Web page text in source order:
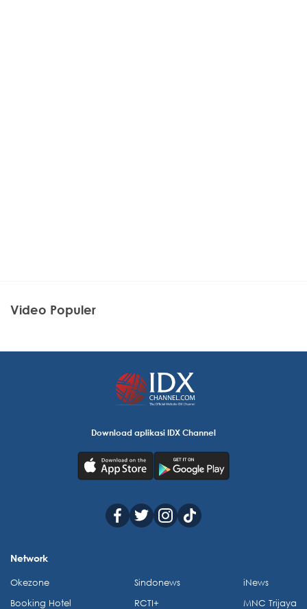
Video Populer
Download aplikasi IDX Channel
Network
Okezone
Booking Hotel
Sindonews
RCTI+
iNews
MNC Trijaya